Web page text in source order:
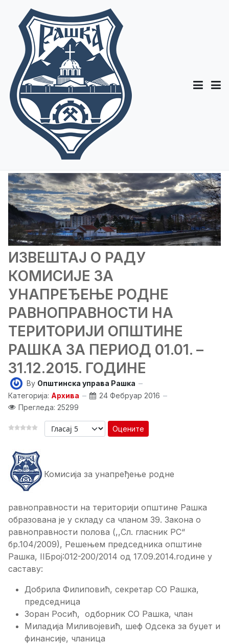
ИЗВЕШТАЈ О РАДУ
КОМИСИЈЕ ЗА
УНАПРЕЂЕЊЕ РОДНЕ
РАВНОПРАВНОСТИ НА
ТЕРИТОРИЈИ ОПШТИНЕ
РАШКА ЗА ПЕРИОД 01.01. –
31.12.2015. ГОДИНЕ
By Општинска управа Рашка
Категорија: Архива
24 Фебруар 2016
Прегледа: 25299
Оцените
Комисија за унапређење родне
равноправности на територији општине Рашка
образована је у складу са чланом 39. Закона о
равноправности полова (,,Сл. гласник РС“
бр.104/2009), Решењем председника општине
Рашка, IIБрој:012-200/2014 од 17.09.2014.године у
саставу:
Добрила Филиповић, секретар СО Рашка,
председница
Зоран Росић, одборник СО Рашка, члан
Миладија Миливојевић, шеф Одсека за буџет и
финансије, чланица